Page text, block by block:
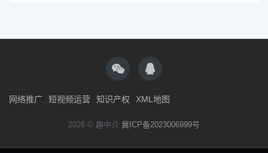
网络推广 短视频运营 知识产权 XML地图
2026 © 趣中介 冀ICP备2023006999号